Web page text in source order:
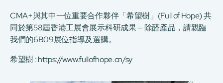
CMA+與其中一位重要合作夥伴「希望樹」(Full of Hope) 共
同於第58屆香港工展會展示科研成果 — 除醛產品，請親臨
我們的6B09展位指導及選購。
希望樹 :https://www.fullofhope.cn/sy